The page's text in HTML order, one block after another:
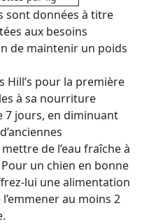
sont données à titre
aux besoins
de maintenir un poids
Hill’s pour la première
à sa nourriture
7 jours, en diminuant
de l’eau fraîche à
un chien en bonne
lui une alimentation
au moins 2